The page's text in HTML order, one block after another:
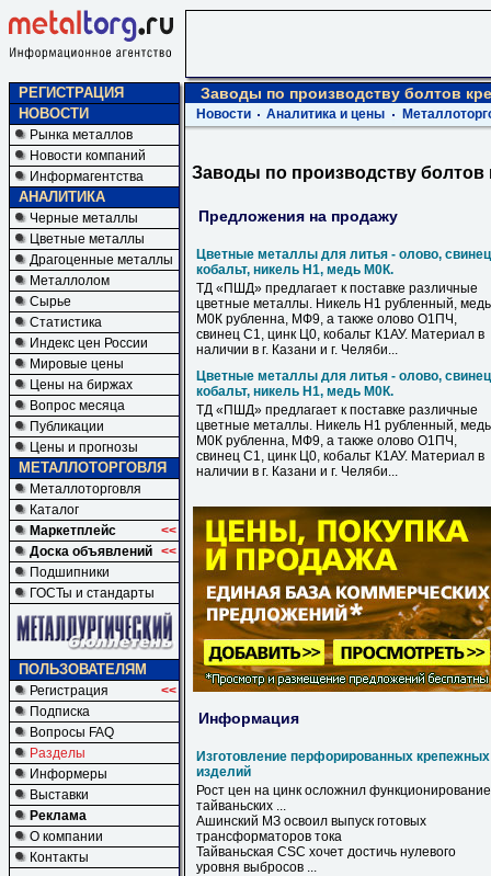
РЕГИСТРАЦИЯ
НОВОСТИ
Рынка металлов
Новости компаний
Информагентства
АНАЛИТИКА
Черные металлы
Цветные металлы
Драгоценные металлы
Металлолом
Сырье
Статистика
Индекс цен России
Мировые цены
Цены на биржах
Вопрос месяца
Публикации
Цены и прогнозы
МЕТАЛЛОТОРГОВЛЯ
Металлоторговля
Каталог
Маркетплейс
<<
Доска объявлений <<
Подшипники
ГОСТы и стандарты
ПОЛЬЗОВАТЕЛЯМ
Регистрация
<<
Подписка
Вопросы FAQ
Разделы
Информеры
Выставки
Реклама
О компании
Контакты
Заводы по производству болтов
Новости Аналитика и цены
Заводы по производству болтов
Предложения на продажу
Цветные металлы для литья - олово,
кобальт, никель Н1, медь М0К.
ТД «ПШД» предлагает к поставке различные
цветные металлы. Никель Н1 рубленный, медь
М0К рубленна, МФ9, а также олово О1ПЧ,
свинец С1, цинк Ц0, кобальт К1АУ. Материал в
наличии в г. Казани и г. Челяби...
Цветные металлы для литья - олово,
кобальт, никель Н1, медь М0К.
ТД «ПШД» предлагает к поставке различные
цветные металлы. Никель Н1 рубленный, медь
М0К рубленна, МФ9, а также олово О1ПЧ,
свинец С1, цинк Ц0, кобальт К1АУ. Материал в
наличии в г. Казани и г. Челяби...
Информация
Изготовление перфорированных крепежных
изделий
Рост цен на цинк осложнил функционирование
тайваньских ...
Ашинский МЗ освоил выпуск готовых
трансформаторов тока
Тайваньская CSC хочет достичь нулевого
уровня выбросов ...